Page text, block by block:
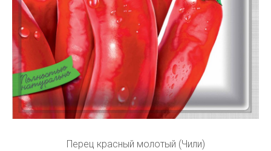
Перец красный молотый (Чили)